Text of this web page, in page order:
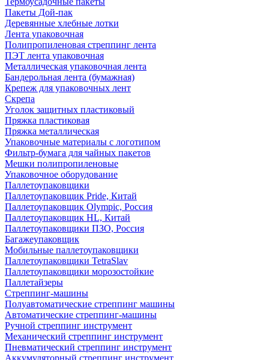
Пакеты Дой-пак
Деревянные хлебные лотки
Лента упаковочная
Полипропиленовая стреппинг лента
ПЭТ лента упаковочная
Металлическая упаковочная лента
Бандерольная лента (бумажная)
Крепеж для упаковочных лент
Скрепа
Уголок защитных пластиковый
Пряжка пластиковая
Пряжка металлическая
Упаковочные материалы с логотипом
Фильтр-бумага для чайных пакетов
Мешки полипропиленовые
Упаковочное оборудование
Паллетоупаковщики
Паллетоупаковщик Pride, Китай
Паллетоупаковщик Olympic, Россия
Паллетоупаковщик HL, Китай
Паллетоупаковщики ПЗО, Россия
Багажеупаковщик
Мобильные паллетоупаковщики
Паллетоупаковщики TetraSlav
Паллетоупаковщики морозостойкие
Паллетайзеры
Стреппинг-машины
Полуавтоматические стреппинг машины
Автоматические стреппинг-машины
Ручной стреппинг инструмент
Механический стреппинг инструмент
Пневматический стреппинг инструмент
Аккумуляторный стреппинг инструмент